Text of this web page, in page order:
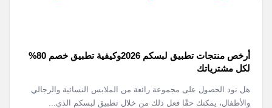
أرخص منتجات تطبيق لبسكم 2026وكيفية تطبيق خصم 80%
لكل مشترياتك
هل تود الحصول على مجموعة رائعة من الملابس النسائية والرجالي
والأطفال، يمكنك حقًا فعل ذلك من خلال تطبيق لبسكم الذي...